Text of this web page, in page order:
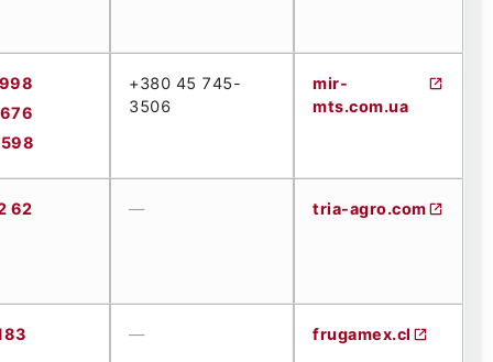
+380 45 745-
3506
mir-
mts.com.ua
62 — tria-agro.com
— frugamex.cl